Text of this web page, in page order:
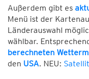
Außerdem gibt es
Menü ist der
Länderauswahl
wählbar.
berechneten
den USA. NEU: